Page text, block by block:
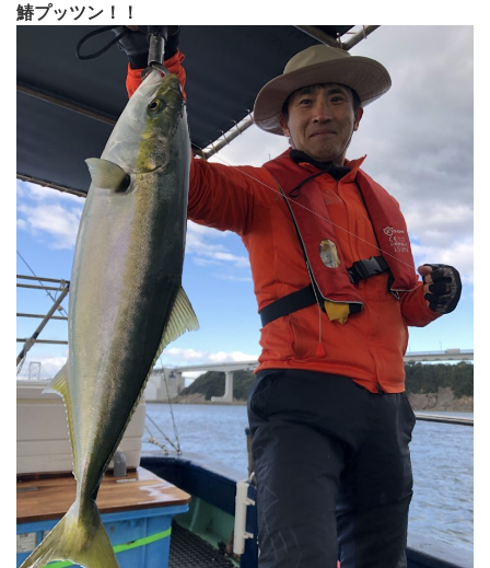
鰆プッツン！！